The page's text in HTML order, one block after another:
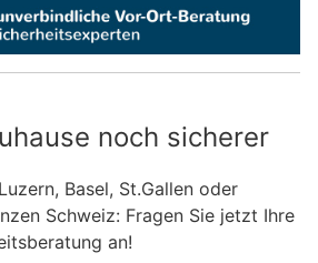
noch sicherer
Basel, St.Gallen oder
Schweiz: Fragen Sie jetzt Ihre
an!